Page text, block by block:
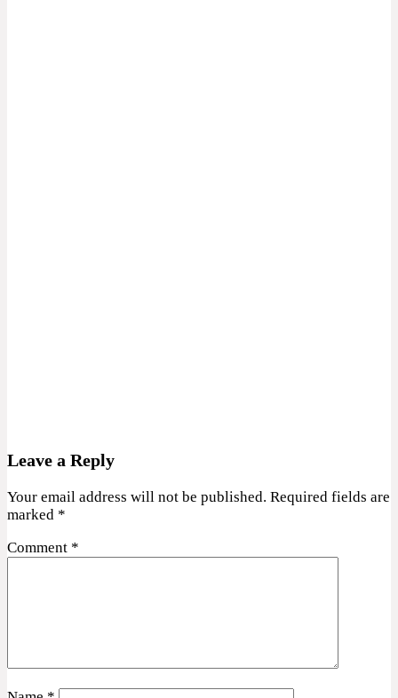
Leave a Reply
Your email address will not be published. Required fields are
marked *
Comment *